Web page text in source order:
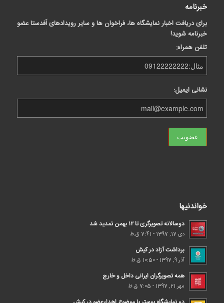
خبرنامه
برای دریافت اخبار نمایشگاه ها، فراخوان ها و سایر رویدادهای اَفدستا عضو
خبرنامه شوید!
تلفن همراه:
نشانی ایمیل:
خواندنیها
دوسالانه تصویرگری تا ۱۲ بهمن تمدید شد
دی 17, 1397 - 7:41 ق.ظ
برداشت آزاد در کیش
آذر 9, 1397 - 10:50 ق.ظ
همه تصویرگران ایرانی داخل و خارج
مهر 21, 1397 - 7:05 ق.ظ